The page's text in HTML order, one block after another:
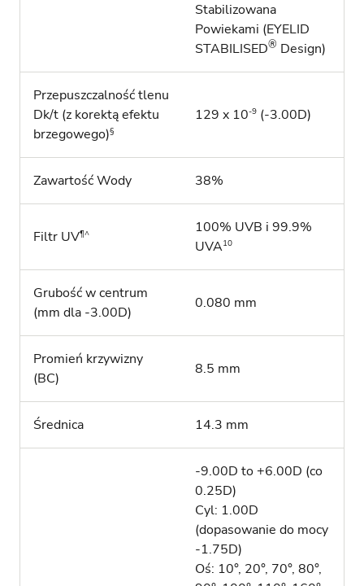
Stabilizowana
Powiekami (EYELID
STABILISED® Design)
Przepuszczalność tlenu
Dk/t (z korektą efektu
brzegowego)§
129 x 10-9 (-3.00D)
Zawartość Wody 38%
Filtr UV¶^
100% UVB i 99.9%
UVA10
Grubość w centrum
(mm dla -3.00D)
0.080 mm
Promień krzywizny
(BC)
8.5 mm
Średnica 14.3 mm
-9.00D to +6.00D (co
0.25D)
Cyl: 1.00D
(dopasowanie do mocy
-1.75D)
Oś: 10°, 20°, 70°, 80°,